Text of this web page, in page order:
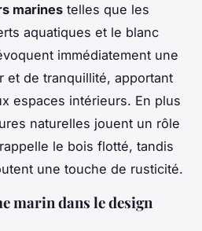
marines telles que les
aquatiques et le blanc
immédiatement une
et de tranquillité, apportant
espaces intérieurs. En plus
naturelles jouent un rôle
le bois flotté, tandis
une touche de rusticité.
marin dans le design